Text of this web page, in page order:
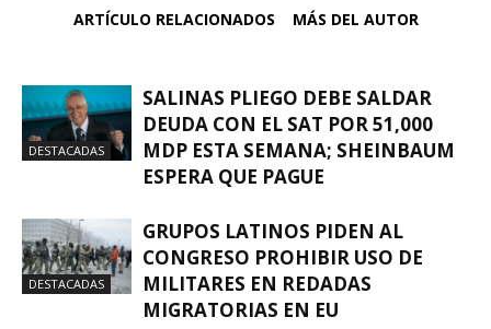
ARTÍCULO RELACIONADOS MÁS DEL AUTOR
DESTACADAS
SALINAS PLIEGO DEBE SALDAR
DEUDA CON EL SAT POR 51,000
MDP ESTA SEMANA; SHEINBAUM
ESPERA QUE PAGUE
DESTACADAS
GRUPOS LATINOS PIDEN AL
CONGRESO PROHIBIR USO DE
MILITARES EN REDADAS
MIGRATORIAS EN EU